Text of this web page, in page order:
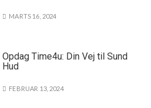
MARTS 16, 2024
Opdag Time4u: Din Vej til Sund
Hud
FEBRUAR 13, 2024